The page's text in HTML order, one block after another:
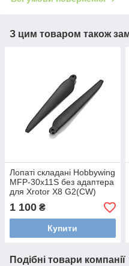
З цим товаром також
Лопаті складані Hobbywing
MFP-30x11S без адаптера
для Xrotor X8 G2(CW)
1 100 ₴
Купити
Подібні товари компанії